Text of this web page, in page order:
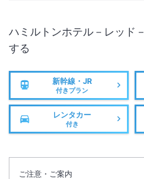
ハミルトンホテル－レッド－
する
新幹線・JR
付きプラン
レンタカー
付き
ご注意・ご案内